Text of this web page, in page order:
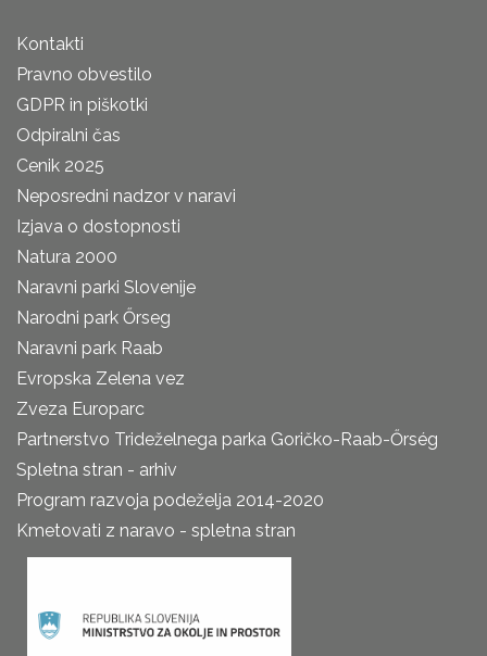
Kontakti
Pravno obvestilo
GDPR in piškotki
Odpiralni čas
Cenik 2025
Neposredni nadzor v naravi
Izjava o dostopnosti
Natura 2000
Naravni parki Slovenije
Narodni park Őrseg
Naravni park Raab
Evropska Zelena vez
Zveza Europarc
Partnerstvo Trideželnega parka Goričko-Raab-Őrség
Spletna stran - arhiv
Program razvoja podeželja 2014-2020
Kmetovati z naravo - spletna stran